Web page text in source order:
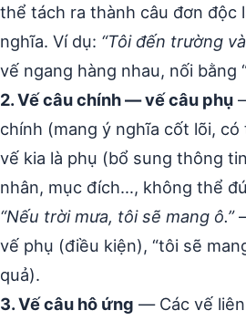
thể tách ra thành câu đơn độc
nghĩa. Ví dụ: “Tôi đến trường
vế ngang hàng nhau, nối bằng
2. Vế câu chính — vế câu phụ
chính (mang ý nghĩa cốt lõi,
vế kia là phụ (bổ sung thông
nhân, mục đích…, không thể
“Nếu trời mưa, tôi sẽ mang ô.”
vế phụ (điều kiện), “tôi sẽ
quả).
3. Vế câu hô ứng — Các vế